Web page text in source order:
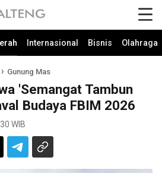
Internasional Bisnis Olahraga
Gunung Mas
'Semangat Tambun
Budaya FBIM 2026
WIB